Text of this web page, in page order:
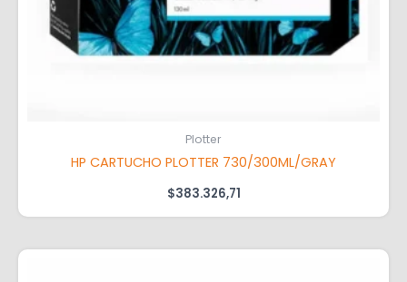
Plotter
HP CARTUCHO PLOTTER 730/300ML/GRAY
$383.326,71